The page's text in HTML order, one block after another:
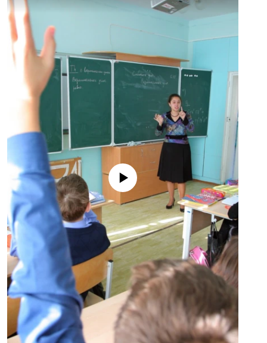
No media source currently available